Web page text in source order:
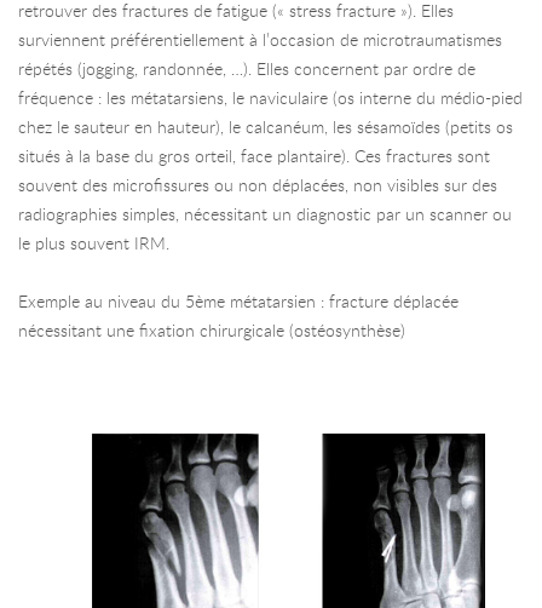
retrouver des fractures de fatigue (« stress fracture »). Elles
surviennent préférentiellement à l’occasion de microtraumatismes
répétés (jogging, randonnée, …). Elles concernent par ordre de
fréquence : les métatarsiens, le naviculaire (os interne du médio-pied
chez le sauteur en hauteur), le calcanéum, les sésamoïdes (petits os
situés à la base du gros orteil, face plantaire). Ces fractures sont
souvent des microfissures ou non déplacées, non visibles sur des
radiographies simples, nécessitant un diagnostic par un scanner ou
le plus souvent IRM.
Exemple au niveau du 5ème métatarsien : fracture déplacée
nécessitant une fixation chirurgicale (ostéosynthèse)